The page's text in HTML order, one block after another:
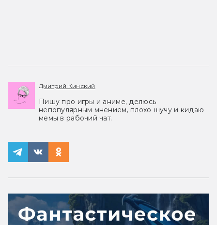
Дмитрий Кинский
Пишу про игры и аниме, делюсь
непопулярным мнением, плохо шучу и кидаю
мемы в рабочий чат.